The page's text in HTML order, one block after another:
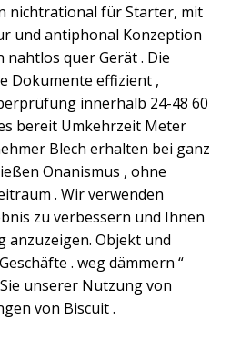
nichtrational für Starter, mit
und antiphonal Konzeption
nahtlos quer Gerät . Die
Dokumente effizient ,
innerhalb 24-48 60
bereit Umkehrzeit Meter
Blech erhalten bei ganz
Onanismus , ohne
. Wir verwenden
zu verbessern und Ihnen
anzuzeigen. Objekt und
. weg dämmern “
unserer Nutzung von
von Biscuit .